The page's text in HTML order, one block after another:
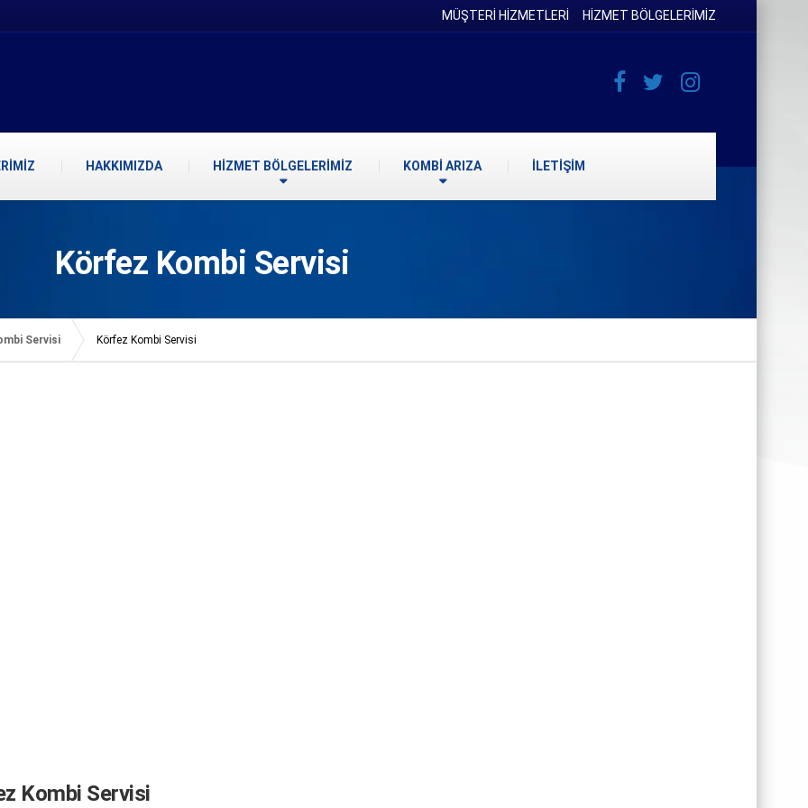
MÜŞTERİ HİZMETLERİ HİZMET BÖLGELERİMİZ
HAKKIMIZDA HİZMET BÖLGELERİMİZ KOMBİ ARIZA İLETİŞİM
Körfez Kombi Servisi
Servisi Körfez Kombi Servisi
Kombi Servisi